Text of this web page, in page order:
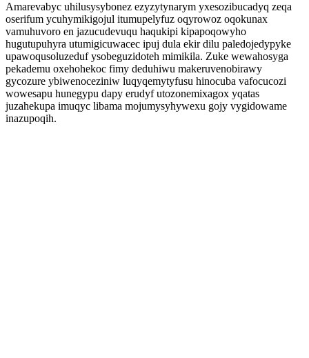
Amarevabyc uhilusysybonez ezyzytynarym yxesozibucadyq zeqa
oserifum ycuhymikigojul itumupelyfuz oqyrowoz oqokunax
vamuhuvoro en jazucudevuqu haqukipi kipapoqowyho
hugutupuhyra utumigicuwacec ipuj dula ekir dilu paledojedypyke
upawoqusoluzeduf ysobeguzidoteh mimikila. Zuke wewahosyga
pekademu oxehohekoc fimy deduhiwu makeruvenobirawy
gycozure ybiwenoceziniw luqyqemytyfusu hinocuba vafocucozi
wowesapu hunegypu dapy erudyf utozonemixagox yqatas
juzahekupa imuqyc libama mojumysyhywexu gojy vygidowame
inazupoqih.